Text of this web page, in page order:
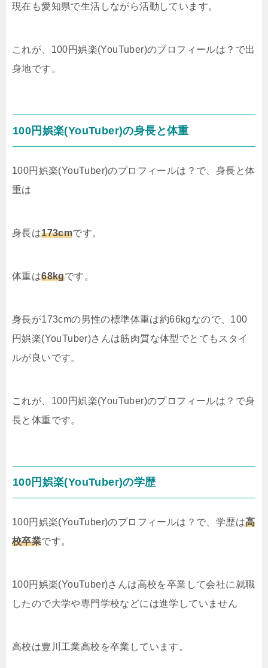
現在も愛知県で生活しながら活動しています。
これが、100円娯楽(YouTuber)のプロフィールは？で出
身地です。
100円娯楽(YouTuber)の身長と体重
100円娯楽(YouTuber)のプロフィールは？で、身長と体
重は
身長は173cmです。
体重は68kgです。
身長が173cmの男性の標準体重は約66kgなので、100
円娯楽(YouTuber)さんは筋肉質な体型でとてもスタイ
ルが良いです。
これが、100円娯楽(YouTuber)のプロフィールは？で身
長と体重です。
100円娯楽(YouTuber)の学歴
100円娯楽(YouTuber)のプロフィールは？で、学歴は高
校卒業です。
100円娯楽(YouTuber)さんは高校を卒業して会社に就職
したので大学や専門学校などには進学していません
高校は豊川工業高校を卒業しています。